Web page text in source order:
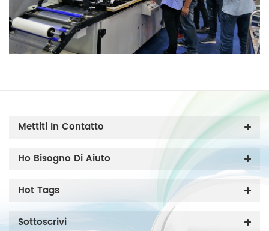
Mettiti In Contatto
Ho Bisogno Di Aiuto
Hot Tags
Sottoscrivi